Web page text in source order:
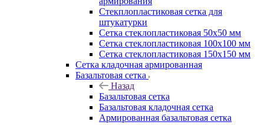
Стекплопластиковая сетка для
штукатурки
Сетка стеклопластиковая 50x50 мм
Сетка стеклопластиковая 100x100 мм
Сетка стеклопластиковая 150x150 мм
Сетка кладочная армированная
Базальтовая сетка
Назад
Базальтовая сетка
Базальтовая кладочная сетка
Армированная базальтовая сетка